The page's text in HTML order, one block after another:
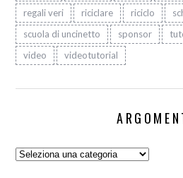
regali veri
riciclare riciclo
scuola di uncinetto
sponsor
video
videotutorial
Argomenti: